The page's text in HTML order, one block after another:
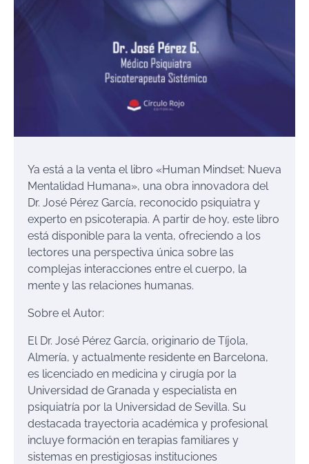
Ya está a la venta el libro «Human Mindset: Nueva
Mentalidad Humana», una obra innovadora del
Dr. José Pérez García, reconocido psiquiatra y
experto en psicoterapia. A partir de hoy, este libro
está disponible para la venta, ofreciendo a los
lectores una perspectiva única sobre las
complejas interacciones entre el cuerpo, la
mente y las relaciones humanas.
Sobre el Autor:
El Dr. José Pérez García, originario de Tíjola,
Almería, y actualmente residente en Barcelona,
es licenciado en medicina y cirugía por la
Universidad de Granada y especialista en
psiquiatría por la Universidad de Sevilla. Su
destacada trayectoria académica y profesional
incluye formación en terapias familiares y
sistemas en prestigiosas instituciones